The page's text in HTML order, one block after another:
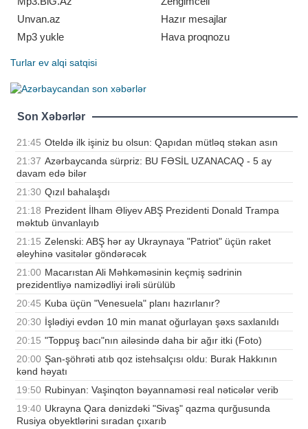
Unvan.az
Hazır mesajlar
Mp3 yukle
Hava proqnozu
Turlar ev alqi satqisi
Son Xəbərlər
21:45 Oteldə ilk işiniz bu olsun: Qapıdan mütləq stəkan asın
21:37 Azərbaycanda sürpriz: BU FƏSİL UZANACAQ - 5 ay
davam edə bilər
21:30 Qızıl bahalaşdı
21:18 Prezident İlham Əliyev ABŞ Prezidenti Donald Trampa
məktub ünvanlayıb
21:15 Zelenski: ABŞ hər ay Ukraynaya "Patriot" üçün raket
əleyhinə vasitələr göndərəcək
21:00 Macarıstan Ali Məhkəməsinin keçmiş sədrinin
prezidentliyə namizədliyi irəli sürülüb
20:45 Kuba üçün "Venesuela" planı hazırlanır?
20:30 İşlədiyi evdən 10 min manat oğurlayan şəxs saxlanıldı
20:15 "Toppuş bacı"nın ailəsində daha bir ağır itki (Foto)
20:00 Şan-şöhrəti atıb qoz istehsalçısı oldu: Burak Hakkının
kənd həyatı
19:50 Rubinyan: Vaşinqton bəyannaməsi real nəticələr verib
19:40 Ukrayna Qara dənizdəki "Sivaş" qazma qurğusunda
Rusiya obyektlərini sıradan çıxarıb